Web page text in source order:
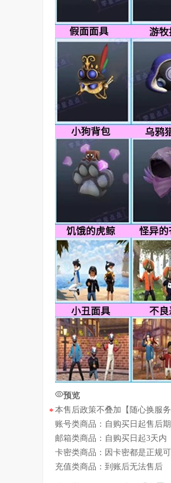
预览
* 本售后政策不叠加【随心换服务
账号类商品：自购买日起售后
邮箱类商品：自购买日起3天内
卡密类商品：因卡密都是正规
充值类商品：到账后无法售后